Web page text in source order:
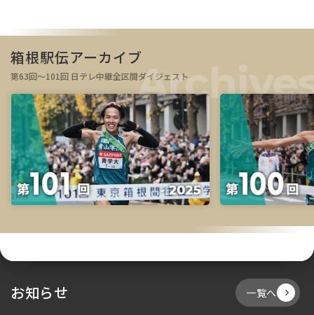
箱根駅伝アーカイブ
第63回～101回 日テレ中継全区間ダイジェスト
お知らせ 一覧へ